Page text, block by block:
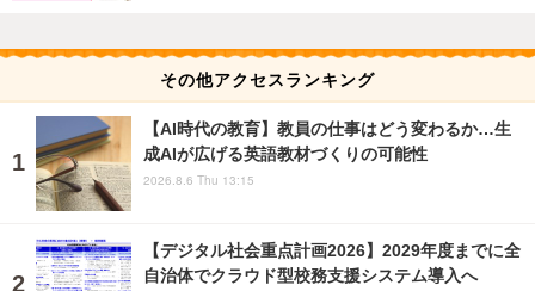
その他アクセスランキング
【AI時代の教育】教員の仕事はどう変わるか…生
成AIが広げる英語教材づくりの可能性
2026.8.6 Thu 13:15
【デジタル社会重点計画2026】2029年度までに全
自治体でクラウド型校務支援システム導入へ